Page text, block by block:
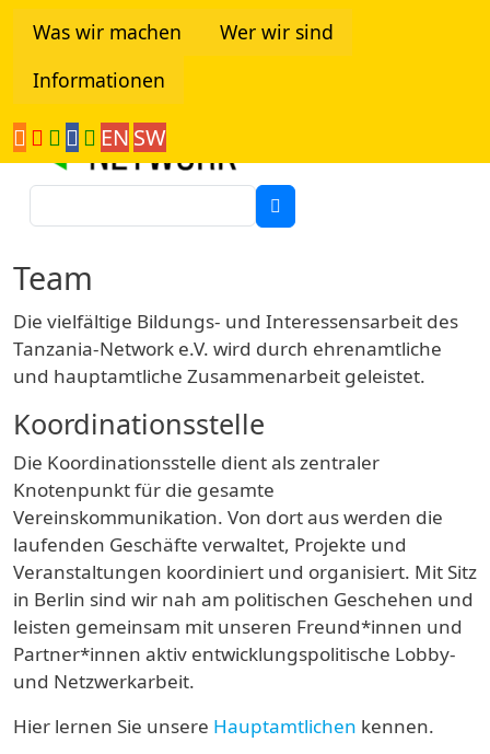
Was wir machen
Wer wir sind
Informationen
EN SW
Team
Die vielfältige Bildungs- und Interessensarbeit des
Tanzania-Network e.V. wird durch ehrenamtliche
und hauptamtliche Zusammenarbeit geleistet.
Koordinationsstelle
Die Koordinationsstelle dient als zentraler
Knotenpunkt für die gesamte
Vereinskommunikation. Von dort aus werden die
laufenden Geschäfte verwaltet, Projekte und
Veranstaltungen koordiniert und organisiert. Mit Sitz
in Berlin sind wir nah am politischen Geschehen und
leisten gemeinsam mit unseren Freund*innen und
Partner*innen aktiv entwicklungspolitische Lobby-
und Netzwerkarbeit.
Hier lernen Sie unsere Hauptamtlichen kennen.